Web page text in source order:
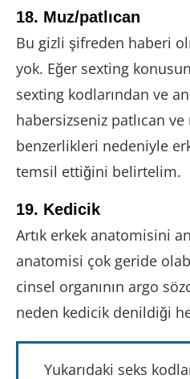
18. Muz/patlıcan
Bu gizli şifreden haberi
yok. Eğer sexting
sexting kodlarından ve
habersizseniz patlıcan
benzerlikleri nedeniyle
temsil ettiğini belirtelim.
19. Kedicik
Artık erkek anatomisini
anatomisi çok geride
cinsel organının argo
neden kedicik denildiği
Yukarıdaki seks